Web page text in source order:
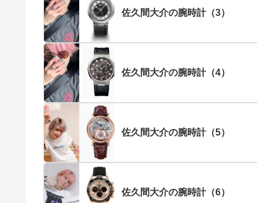
佐久間大介の腕時計（3）
佐久間大介の腕時計（4）
佐久間大介の腕時計（5）
佐久間大介の腕時計（6）